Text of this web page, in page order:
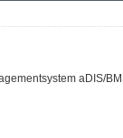
aDIS/